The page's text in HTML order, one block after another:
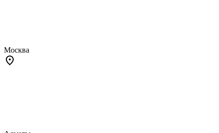
Москва